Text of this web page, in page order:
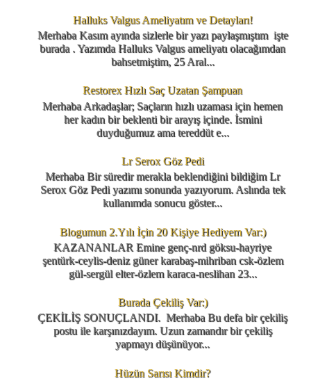
Halluks Valgus Ameliyatım ve Detayları!
Merhaba Kasım ayında sizlerle bir yazı paylaşmıştım işte
burada . Yazımda Halluks Valgus ameliyatı olacağımdan
bahsetmiştim, 25 Aral...
Restorex Hızlı Saç Uzatan Şampuan
Merhaba Arkadaşlar; Saçların hızlı uzaması için hemen
her kadın bir beklenti bir arayış içinde. İsmini
duyduğumuz ama tereddüt e...
Lr Serox Göz Pedi
Merhaba Bir süredir merakla beklendiğini bildiğim Lr
Serox Göz Pedi yazımı sonunda yazıyorum. Aslında tek
kullanımda sonucu göster...
Blogumun 2.Yılı İçin 20 Kişiye Hediyem Var:)
KAZANANLAR Emine genç-nrd göksu-hayriye
şentürk-ceylis-deniz güner karabaş-mihriban csk-özlem
gül-sergül elter-özlem karaca-neslihan 23...
Burada Çekiliş Var:)
ÇEKİLİŞ SONUÇLANDI. Merhaba Bu defa bir çekiliş
postu ile karşınızdayım. Uzun zamandır bir çekiliş
yapmayı düşünüyor...
Hüzün Sarısı Kimdir?